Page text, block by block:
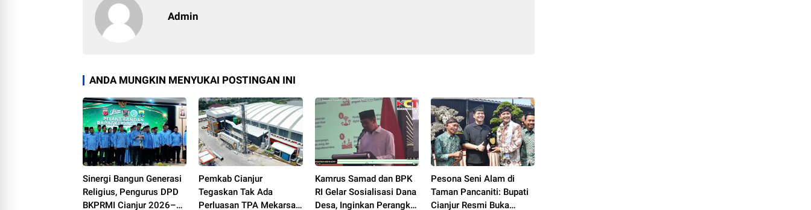
Admin
ANDA MUNGKIN MENYUKAI POSTINGAN INI
Sinergi Bangun Generasi
Religius, Pengurus DPD
BKPRMI Cianjur 2026–
Pemkab Cianjur
Tegaskan Tak Ada
Perluasan TPA Mekarsari
Kamrus Samad dan BPK
RI Gelar Sosialisasi Dana
Desa, Inginkan Perangkat
Pesona Seni Alam di
Taman Pancaniti: Bupati
Cianjur Resmi Buka